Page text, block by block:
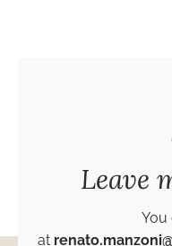
Leave
You
at